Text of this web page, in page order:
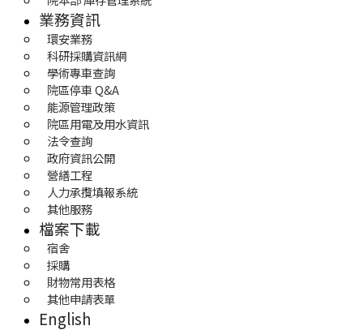
業務資訊
環安業務
科研採購資訊網
學術專車查詢
院區停車 Q&A
能源管理政策
院區用電及用水資訊
法令查詢
政府資訊公開
營繕工程
人力承攬填報系統
其他服務
檔案下載
宿舍
採購
財物常用表格
其他申請表單
English